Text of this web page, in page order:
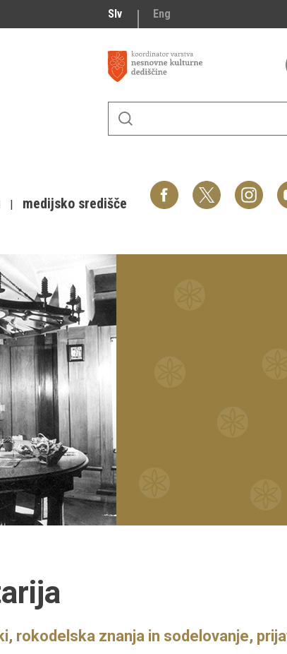
Slv Eng
medijsko središče
rokodelska znanja in sodelovanje,